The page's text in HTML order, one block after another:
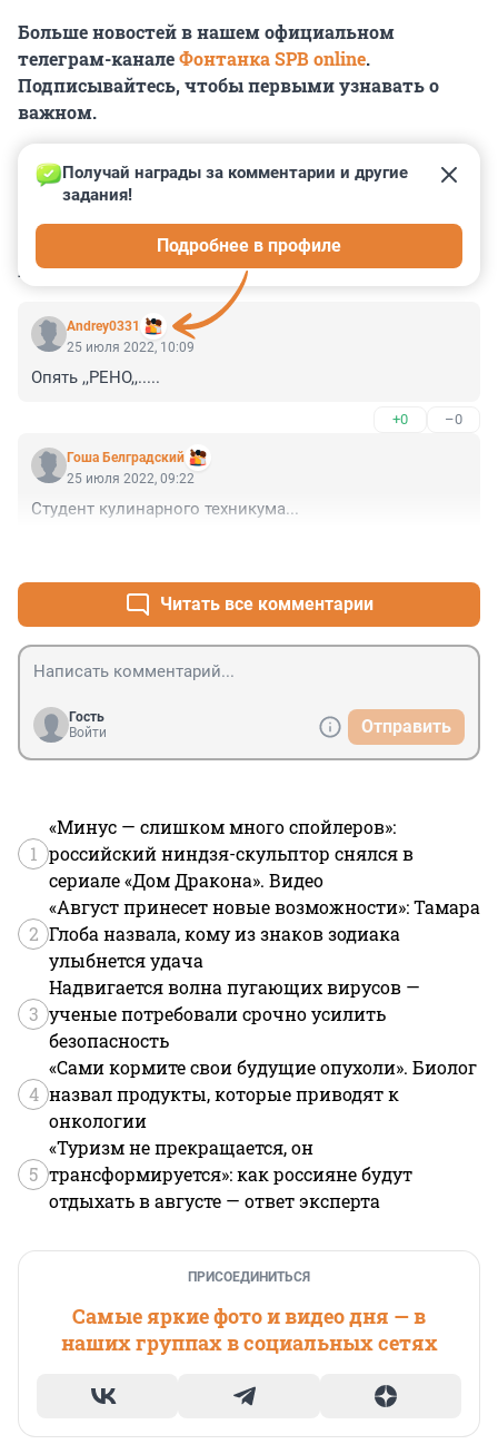
Больше новостей в нашем официальном
телеграм-каналеФонтанка SPB online.
Подписывайтесь, чтобы первыми узнавать о
важном.
КОММЕНТАРИИ 3
Andrey0331
Получай награды за комментарии и другие
задания!
Подробнее в профиле
25 июля 2022, 10:09
Опять ,,РЕНО,,.....
+0 –0
Гоша Белградский
25 июля 2022, 09:22
Студент кулинарного техникума...
Читать все комментарии
Гость
Войти
Отправить
1
«Минус — слишком много спойлеров»:
российский ниндзя-скульптор снялся в
сериале «Дом Дракона». Видео
2
«Август принесет новые возможности»: Тамара
Глоба назвала, кому из знаков зодиака
улыбнется удача
3
Надвигается волна пугающих вирусов —
ученые потребовали срочно усилить
безопасность
4
«Сами кормите свои будущие опухоли». Биолог
назвал продукты, которые приводят к
онкологии
5
«Туризм не прекращается, он
трансформируется»: как россияне будут
отдыхать в августе — ответ эксперта
ПРИСОЕДИНИТЬСЯ
Самые яркие фото и видео дня — в
наших группах в социальных сетях